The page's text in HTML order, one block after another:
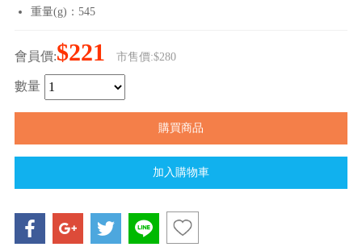
重量(g)：545
會員價:$221 市售價:$280
數量